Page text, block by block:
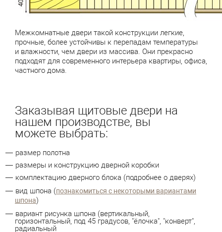
Межкомнатные двери такой конструкции легкие,
прочные, более устойчивы к перепадам температуры
и влажности, чем двери из массива. Они прекрасно
подходят для современного интерьера квартиры, офиса,
частного дома.
Заказывая щитовые двери на
нашем производстве, вы
можете выбрать:
размер полотна
размеры и конструкцию дверной коробки
комплектацию дверного блока (подробнее о дверях)
вид шпона (познакомиться с некоторыми вариантами
шпона)
вариант рисунка шпона (вертикальный,
горизонтальный, под 45 градусов, "ёлочка", "конверт",
радиальный